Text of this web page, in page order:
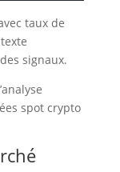
taux de
signaux.
spot crypto